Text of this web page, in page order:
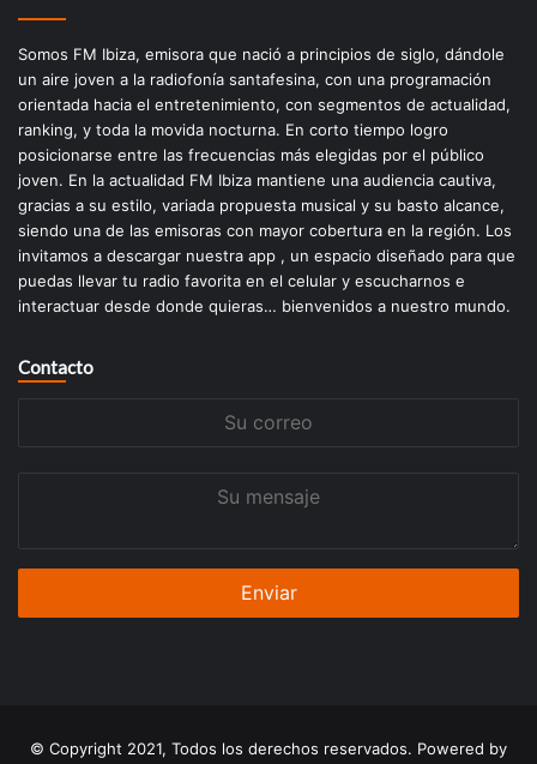
Somos FM Ibiza, emisora que nació a principios de siglo, dándole
un aire joven a la radiofonía santafesina, con una programación
orientada hacia el entretenimiento, con segmentos de actualidad,
ranking, y toda la movida nocturna. En corto tiempo logro
posicionarse entre las frecuencias más elegidas por el público
joven. En la actualidad FM Ibiza mantiene una audiencia cautiva,
gracias a su estilo, variada propuesta musical y su basto alcance,
siendo una de las emisoras con mayor cobertura en la región. Los
invitamos a descargar nuestra app , un espacio diseñado para que
puedas llevar tu radio favorita en el celular y escucharnos e
interactuar desde donde quieras… bienvenidos a nuestro mundo.
Contacto
© Copyright 2021, Todos los derechos reservados. Powered by